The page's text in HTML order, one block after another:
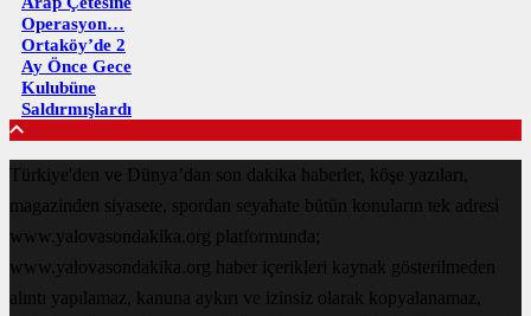
Operasyon…
Ortaköy’de 2
Ay Önce Gece
Kulubüne
Saldırmışlardı
Türkiye'den ve Dünya’dan son dakika haberler, köşe yazıları,
magazinden siyasete, spordan seyahate bütün konuların tek adresi
www.yalovasondakika.org platformunda;
www.yalovasondakika.org haber içerikleri kaynak gösterilmeden
alıntı yapılamaz, kanuna aykırı ve izinsiz olarak kopyalanamaz,